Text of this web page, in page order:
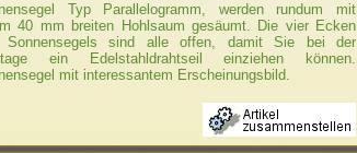
Typ Parallelogramm, werden rundum mit
40 mm breiten Hohlsaum gesäumt. Die vier Ecken
Sonnensegels sind alle offen, damit Sie bei der
ein Edelstahldrahtseil einziehen können.
mit interessantem Erscheinungsbild.